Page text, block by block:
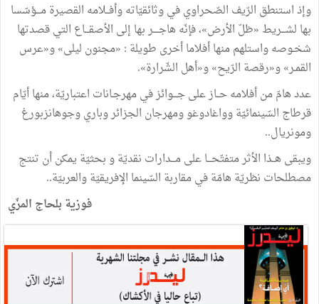
وإذ استنطق الرّيف الصّحراوي في وثائقيّاته وأفــلامه القصيرة مـــؤسّسا
بها لشـــريط «ظلّ الأرض»، فإنّه هاجــــر بها إلى الأصقـــاع التي قصدتها
شخـوصه واستلهم منها أفلاما أخرى طويلة : «مجنون ليلى» و«عرس
القمـر» و«رقصة الرّيح» و«أهل الشّرارة».
عدد هامّ من أفلامه حــاز على جـــوائز في مهرجـانات اعتباريّة، منها أيّام
قرطاج السّينمائيّة وواغادوغو ومهرجان الجزائر وباري وجوهانزبورغ
ومونريال..
ويبقى هــذا الأثر متفتّحـــا على مـــدارات نقديّة و بحثيّة يمكن أن تنتج
مصطلحات نظريّة هامّة في مقاربة السّينما الإفريقيّة والعربيّة..
فوزية بلحاج المزّي